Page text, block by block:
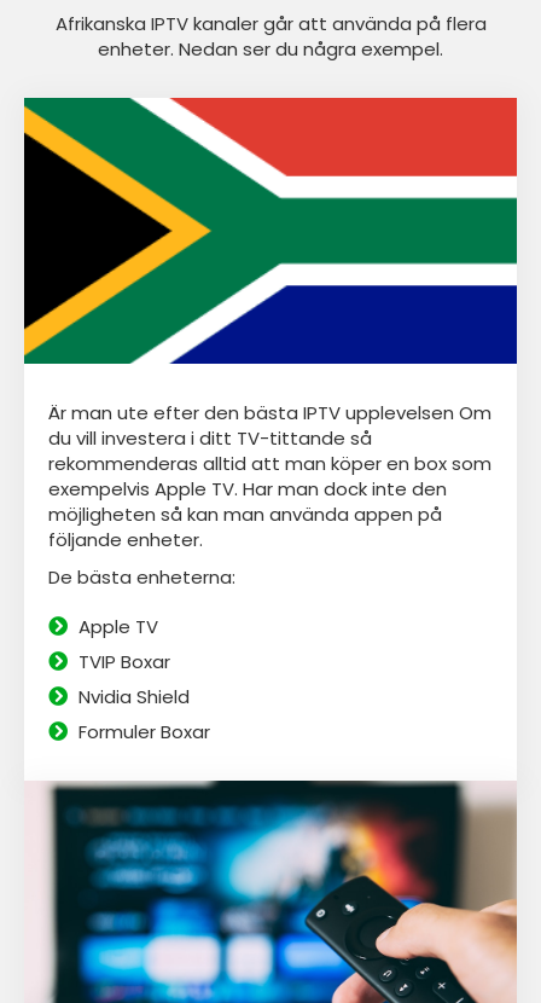
Afrikanska IPTV kanaler går att använda på flera
enheter. Nedan ser du några exempel.
Är man ute efter den bästa IPTV upplevelsen Om
du vill investera i ditt TV-tittande så
rekommenderas alltid att man köper en box som
exempelvis Apple TV. Har man dock inte den
möjligheten så kan man använda appen på
följande enheter.
De bästa enheterna:
Apple TV
TVIP Boxar
Nvidia Shield
Formuler Boxar